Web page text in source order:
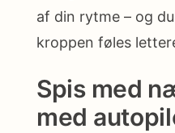
af din rytme – og
kroppen føles
Spis med
med